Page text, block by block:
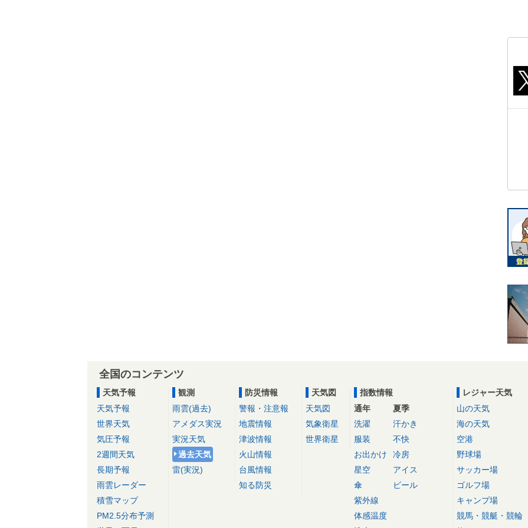
全国のコンテンツ
天気予報
天気予報
世界天気
気圧予報
2週間天気
長期予報
雨雲レーダー
積雪マップ
PM2.5分布予測
観測
雨雲(過去)
アメダス実況
実況天気
過去天気
雷(実況)
防災情報
警報・注意報
地震情報
津波情報
火山情報
台風情報
知る防災
天気図
天気図
気象衛星
世界衛星
指数情報
通年
洗濯
服装
お出かけ
星空
傘
紫外線
体感温度
夏季
汗かき
不快
冷房
アイス
ビール
レジャー天気
山の天気
海の天気
空港
野球場
サッカー場
ゴルフ場
キャンプ場
競馬・競艇・競輪